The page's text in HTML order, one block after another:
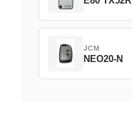
JCM
NEO20-N